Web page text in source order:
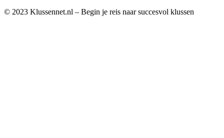
© 2023 Klussennet.nl – Begin je reis naar succesvol klussen